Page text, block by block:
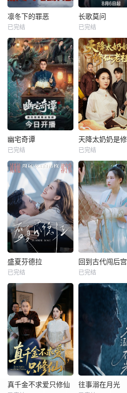
凛冬下的罪恶
已完结
长歌莫问
已完结
幽宅奇谭
已完结 已完结
盛夏芬德拉
已完结
回到古代闯后宫
已完结
真千金不求爱只修仙 往事溺在月光